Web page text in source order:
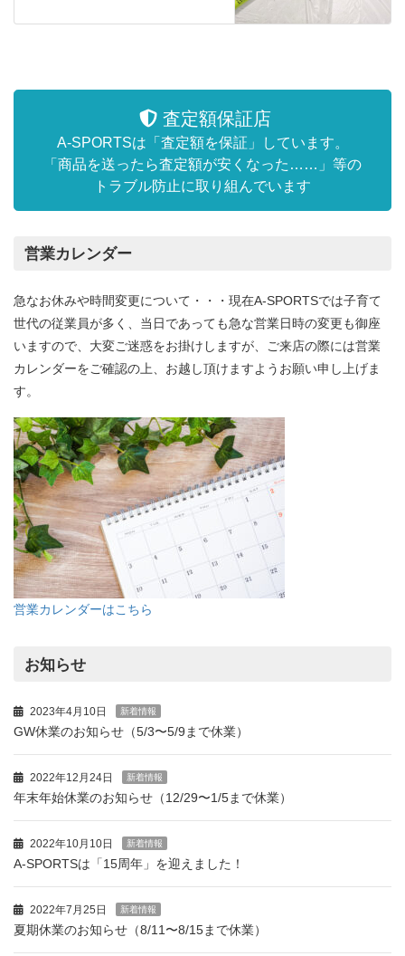
査定額保証店
A-SPORTSは「査定額を保証」しています。
「商品を送ったら査定額が安くなった……」等の
トラブル防止に取り組んでいます
営業カレンダー
急なお休みや時間変更について・・・現在A-SPORTSでは子育て
世代の従業員が多く、当日であっても急な営業日時の変更も御座
いますので、大変ご迷惑をお掛けしますが、ご来店の際には営業
カレンダーをご確認の上、お越し頂けますようお願い申し上げま
す。
営業カレンダーはこちら
お知らせ
2023年4月10日 新着情報
GW休業のお知らせ（5/3〜5/9まで休業）
2022年12月24日 新着情報
年末年始休業のお知らせ（12/29〜1/5まで休業）
2022年10月10日 新着情報
A-SPORTSは「15周年」を迎えました！
2022年7月25日 新着情報
夏期休業のお知らせ（8/11〜8/15まで休業）